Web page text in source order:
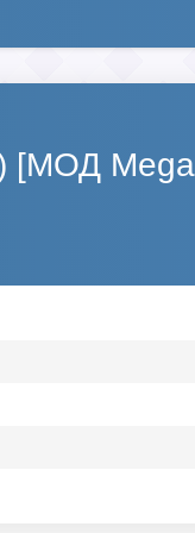
[МОД Mega